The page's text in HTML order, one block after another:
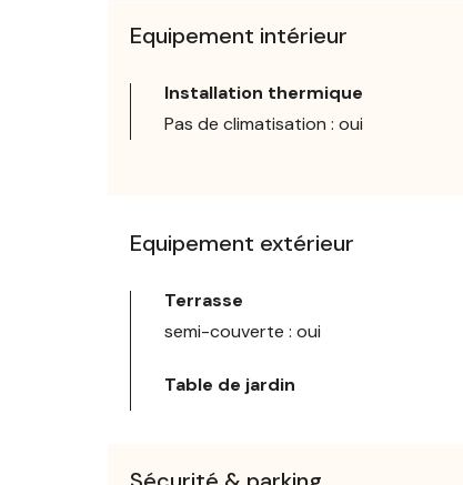
Equipement intérieur
Installation thermique
Pas de climatisation : oui
Equipement extérieur
Terrasse
semi-couverte : oui
Table de jardin